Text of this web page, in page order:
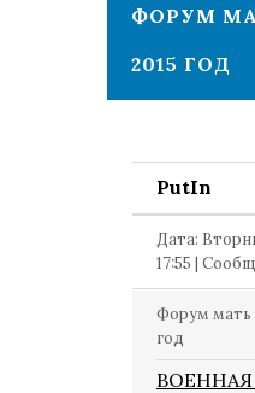
ФОРУМ
2015 ГОД
PutIn
Дата:
17:55 |
Форум мать
год